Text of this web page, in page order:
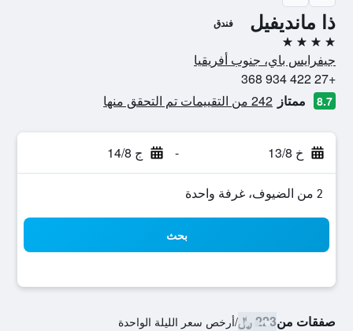
ذا مانديفيل فندق
4 نجوم
جيفرايس باي، جنوب أفريقيا
+27 422 934 368
8.7 ممتاز 242 من التقييمات تم التحقق منها
خ 13/8 - ج 14/8
2 من الضيوف، غرفة واحدة
بحث
صفقات من223 ﷼ /أرخص سعر الليلة الواحدة